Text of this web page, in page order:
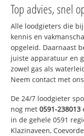
Top advies, snel
Alle loodgieters die
kennis en
opgeleid. Daarnaast
juiste apparatuur en
zowel gas als
Neem contact met
De 24/7 loodgieter
nog met0591-238013
in de gehele 0591
Klazinaveen,